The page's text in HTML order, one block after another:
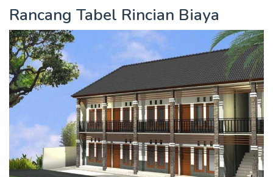
Rancang Tabel Rincian Biaya